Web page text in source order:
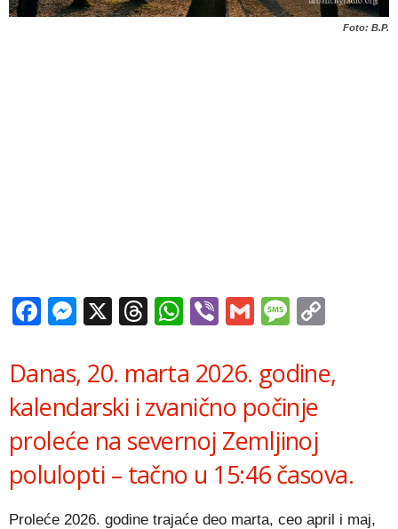
Foto: B.P.
Facebook
Messenger
X Threads
WhatsApp
ViberGmail
Danas, 20. marta 2026. godine,
kalendarski i zvanično počinje
proleće na severnoj Zemljinoj
polulopti – tačno u 15:46 časova.
Proleće 2026. godine trajaće deo marta, ceo april i maj,